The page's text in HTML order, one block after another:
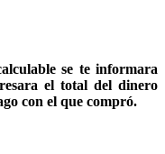
se te informara
el total del dinero
con el que compró.